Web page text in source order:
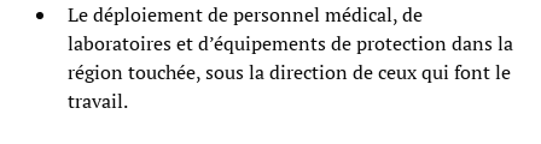
Le déploiement de personnel médical, de
laboratoires et d’équipements de protection dans la
région touchée, sous la direction de ceux qui font le
travail.